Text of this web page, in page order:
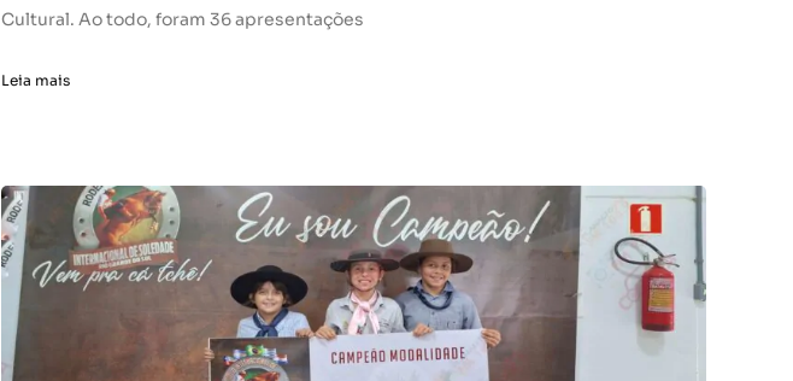
Cultural. Ao todo, foram 36 apresentações
Leia mais